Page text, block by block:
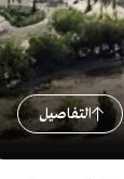
التفاصيل